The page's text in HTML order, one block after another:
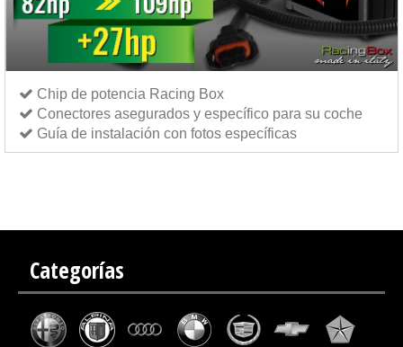
Chip de potencia Racing Box
Conectores asegurados y específico para su coche
Guía de instalación con fotos específicas
Categorías